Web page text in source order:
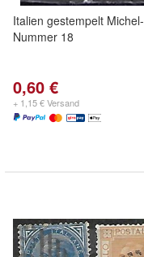
Italien gestempelt Michel-
Nummer 18
0,60 €
+ 1,15 € Versand